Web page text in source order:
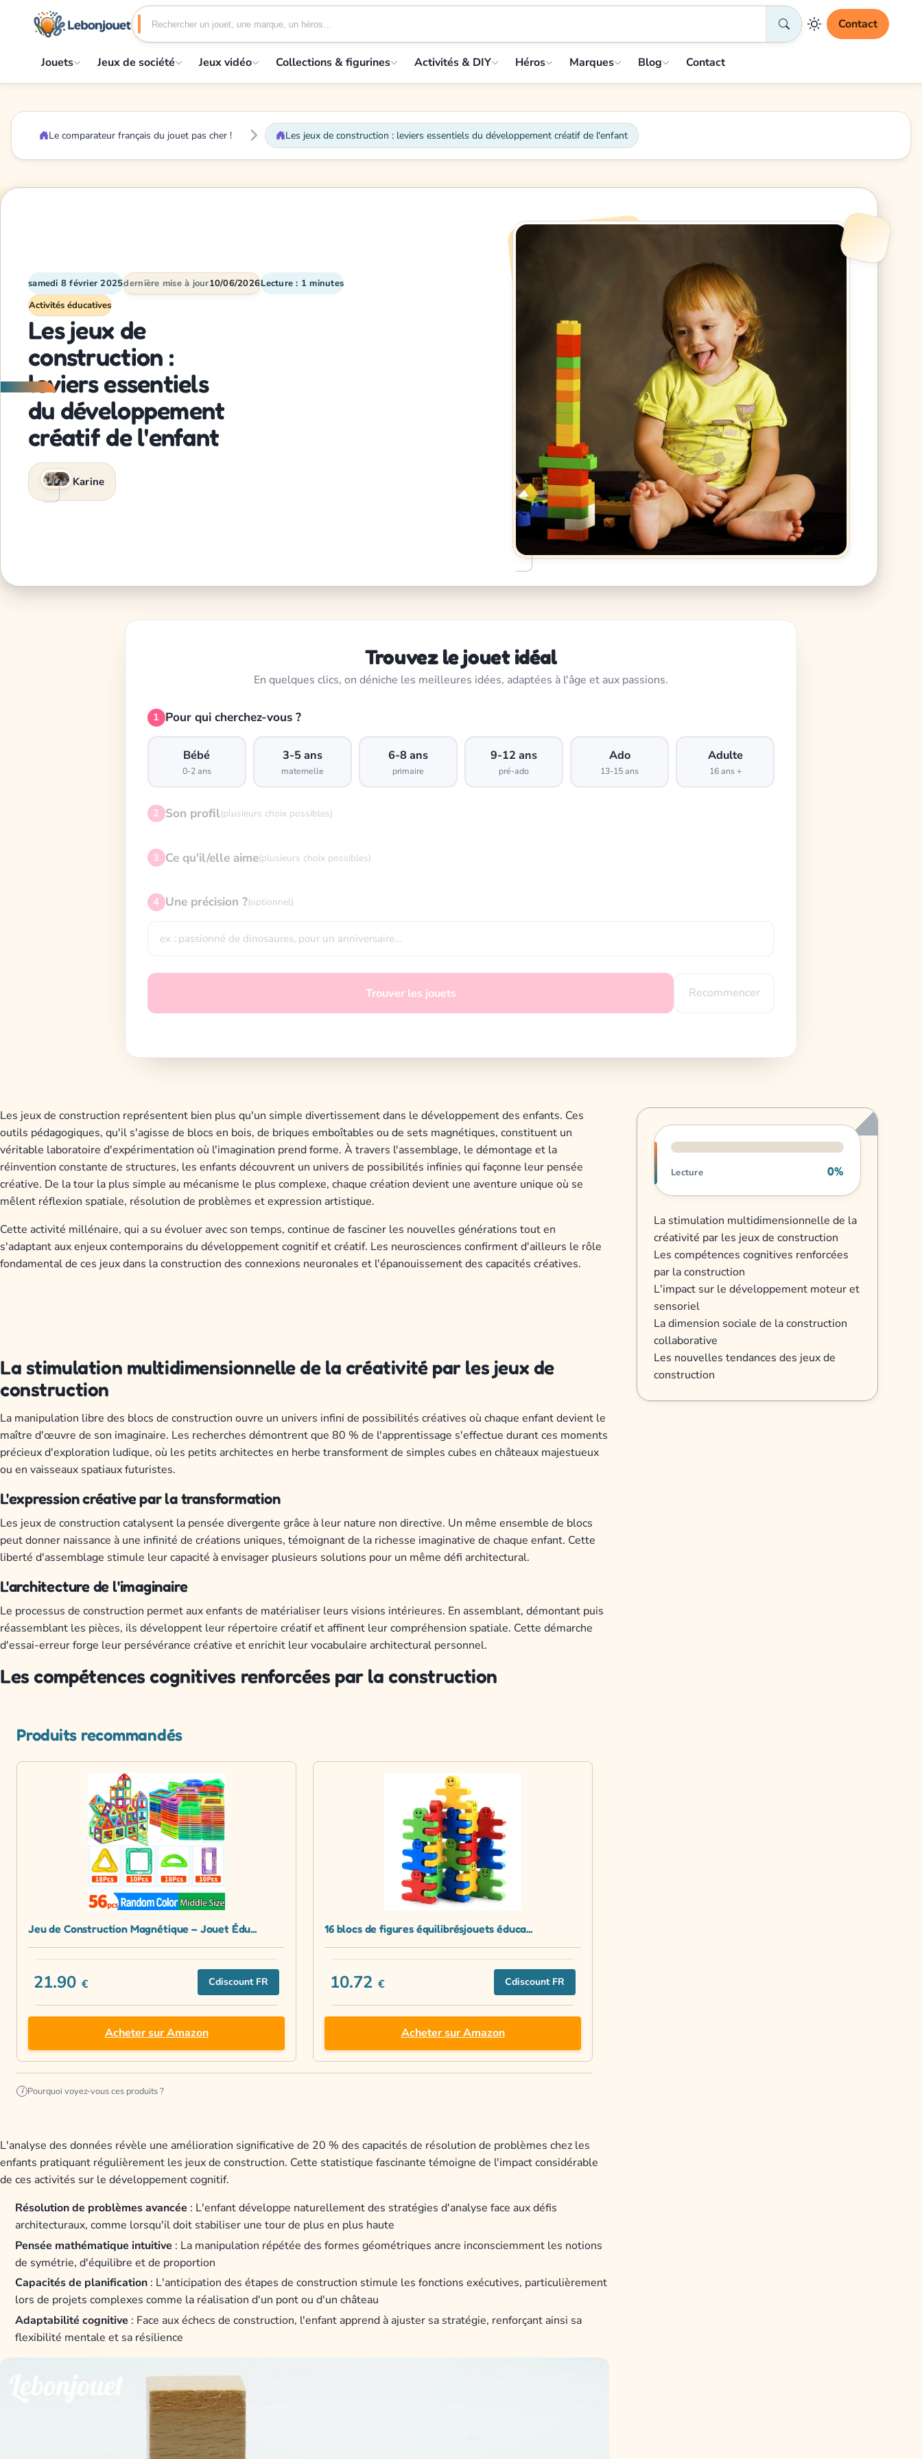
Contact
Jouets Jeux de société Jeux vidéo Collections & figurines Activités & DIY Héros Marques Blog Contact
Le comparateur français du jouet pas cher ! Les jeux de construction : leviers essentiels du développement créatif de l'enfant
samedi 8 février 2025dernière mise à jour10/06/2026Lecture : 1 minutes
Activités éducatives
Les jeux de
construction :
leviers essentiels
du développement
créatif de l'enfant
Karine
Trouvez le jouet idéal
En quelques clics, on déniche les meilleures idées, adaptées à l'âge et aux passions.
1 Pour qui cherchez-vous ?
Bébé
0-2 ans
3-5 ans
maternelle
6-8 ans
primaire
9-12 ans
pré-ado
Ado
13-15 ans
Adulte
16 ans +
2 Son profil(plusieurs choix possibles)
3 Ce qu'il/elle aime(plusieurs choix possibles)
4 Une précision ?(optionnel)
Trouver les jouets Recommencer
Les jeux de construction représentent bien plus qu'un simple divertissement dans le développement des enfants. Ces
outils pédagogiques, qu'il s'agisse de blocs en bois, de briques emboîtables ou de sets magnétiques, constituent un
véritable laboratoire d'expérimentation où l'imagination prend forme. À travers l'assemblage, le démontage et la
réinvention constante de structures, les enfants découvrent un univers de possibilités infinies qui façonne leur pensée
créative. De la tour la plus simple au mécanisme le plus complexe, chaque création devient une aventure unique où se
mêlent réflexion spatiale, résolution de problèmes et expression artistique.
Cette activité millénaire, qui a su évoluer avec son temps, continue de fasciner les nouvelles générations tout en
s'adaptant aux enjeux contemporains du développement cognitif et créatif. Les neurosciences confirment d'ailleurs le rôle
fondamental de ces jeux dans la construction des connexions neuronales et l'épanouissement des capacités créatives.
La stimulation multidimensionnelle de la créativité par les jeux de
construction
La manipulation libre des blocs de construction ouvre un univers infini de possibilités créatives où chaque enfant devient le
maître d'œuvre de son imaginaire. Les recherches démontrent que 80 % de l'apprentissage s'effectue durant ces moments
précieux d'exploration ludique, où les petits architectes en herbe transforment de simples cubes en châteaux majestueux
ou en vaisseaux spatiaux futuristes.
L'expression créative par la transformation
Les jeux de construction catalysent la pensée divergente grâce à leur nature non directive. Un même ensemble de blocs
peut donner naissance à une infinité de créations uniques, témoignant de la richesse imaginative de chaque enfant. Cette
liberté d'assemblage stimule leur capacité à envisager plusieurs solutions pour un même défi architectural.
L'architecture de l'imaginaire
Le processus de construction permet aux enfants de matérialiser leurs visions intérieures. En assemblant, démontant puis
réassemblant les pièces, ils développent leur répertoire créatif et affinent leur compréhension spatiale. Cette démarche
d'essai-erreur forge leur persévérance créative et enrichit leur vocabulaire architectural personnel.
Les compétences cognitives renforcées par la construction
Produits recommandés
Jeu de Construction Magnétique – Jouet Édu...
21.90 € Cdiscount FR
Acheter sur Amazon
16 blocs de figures équilibrésjouets éduca...
10.72 € Cdiscount FR
Acheter sur Amazon
i Pourquoi voyez-vous ces produits ?
L'analyse des données révèle une amélioration significative de 20 % des capacités de résolution de problèmes chez les
enfants pratiquant régulièrement les jeux de construction. Cette statistique fascinante témoigne de l'impact considérable
de ces activités sur le développement cognitif.
Résolution de problèmes avancée : L'enfant développe naturellement des stratégies d'analyse face aux défis
architecturaux, comme lorsqu'il doit stabiliser une tour de plus en plus haute
Pensée mathématique intuitive : La manipulation répétée des formes géométriques ancre inconsciemment les notions
de symétrie, d'équilibre et de proportion
Capacités de planification : L'anticipation des étapes de construction stimule les fonctions exécutives, particulièrement
lors de projets complexes comme la réalisation d'un pont ou d'un château
Adaptabilité cognitive : Face aux échecs de construction, l'enfant apprend à ajuster sa stratégie, renforçant ainsi sa
flexibilité mentale et sa résilience
Progression de lecture
Lecture 0%
La stimulation multidimensionnelle de la
créativité par les jeux de construction
Les compétences cognitives renforcées
par la construction
L'impact sur le développement moteur et
sensoriel
La dimension sociale de la construction
collaborative
Les nouvelles tendances des jeux de
construction